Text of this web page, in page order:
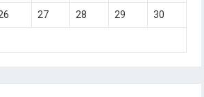
27 28 29 30